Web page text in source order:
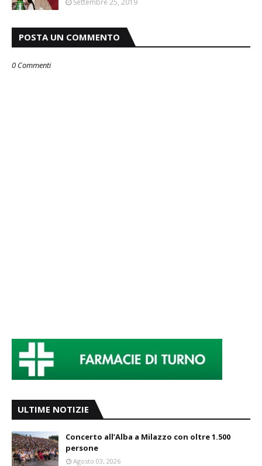
Settembre 25, 2019
POSTA UN COMMENTO
0 Commenti
ULTIME NOTIZIE
Concerto all’Alba a Milazzo con oltre 1.500
persone
Agosto 03, 2026